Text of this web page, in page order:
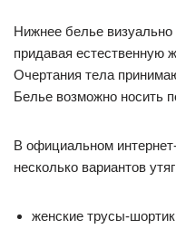
Нижнее белье визуально
придавая естественную
Очертания тела
Белье возможно носить
В официальном
несколько вариантов
женские трусы-